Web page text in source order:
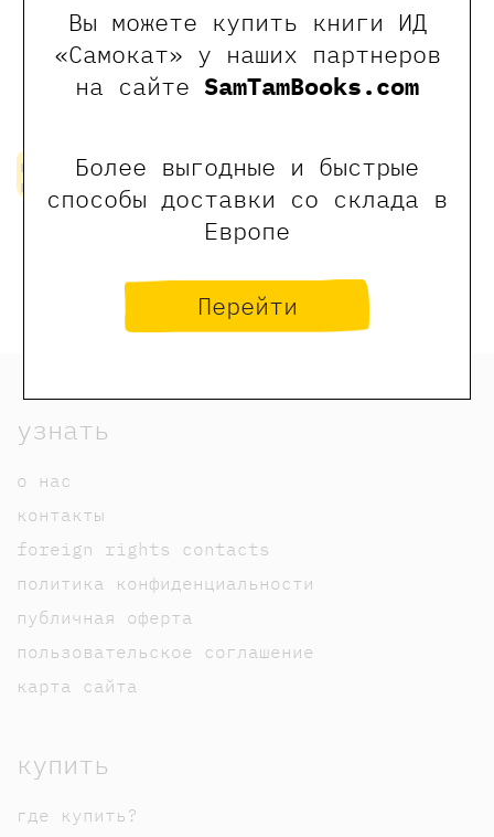
Вы можете купить книги ИД
«Самокат» у наших партнеров
на сайте SamTamBooks.com
Более выгодные и быстрые
способы доставки со склада в
Европе
Перейти
стеклянный
лифт
1200 ₽
нет в
наличии
шоколадная
фабрика
1200 ₽
нет в
узнать
о нас
контакты
foreign rights contacts
политика конфиденциальности
публичная оферта
пользовательское соглашение
карта сайта
купить
где купить?